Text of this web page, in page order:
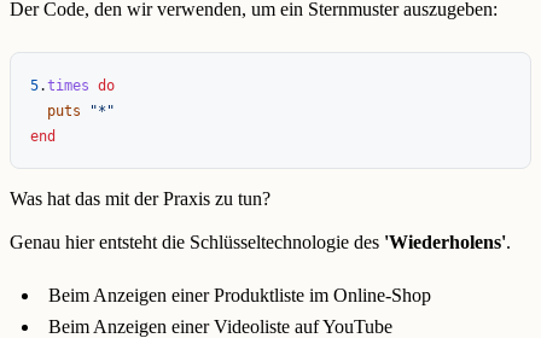
Der Code, den wir verwenden, um ein Sternmuster auszugeben:
5.times do
puts
"*"
end
Was hat das mit der Praxis zu tun?
Genau hier entsteht die Schlüsseltechnologie des 'Wiederholens'.
Beim Anzeigen einer Produktliste im Online-Shop
Beim Anzeigen einer Videoliste auf YouTube